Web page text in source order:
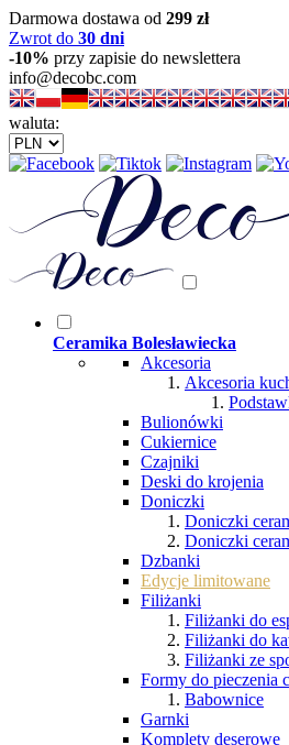
Darmowa dostawa od 299 zł
Zwrot do 30 dni
-10% przy zapisie do newslettera
info@decobc.com
waluta:
Ceramika Bolesławiecka
Akcesoria
Akcesoria
Bulionówki
Cukiernice
Czajniki
Deski do krojenia
Doniczki
Doniczki
Doniczki
Dzbanki
Edycje limitowane
Filiżanki
Filiżanki do
Filiżanki do
Filiżanki ze
Formy do pieczenia
Babownice
Garnki
Komplety deserowe